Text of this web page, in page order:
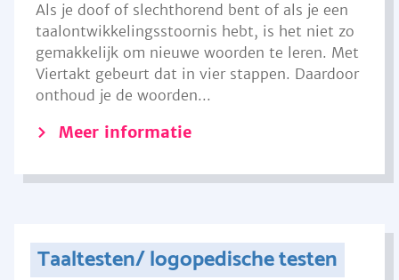
Als je doof of slechthorend bent of als je een
taalontwikkelingsstoornis hebt, is het niet zo
gemakkelijk om nieuwe woorden te leren. Met
Viertakt gebeurt dat in vier stappen. Daardoor
onthoud je de woorden...
Meer informatie
Taaltesten/ logopedische testen